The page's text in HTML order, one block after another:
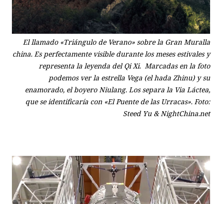
El llamado «Triángulo de Verano» sobre la Gran Muralla
china. Es perfectamente visible durante los meses estivales y
representa la leyenda del Qi Xi. Marcadas en la foto
podemos ver la estrella Vega (el hada Zhinu) y su
enamorado, el boyero Niulang. Los separa la Via Láctea,
que se identificaría con «El Puente de las Urracas». Foto:
Steed Yu & NightChina.net